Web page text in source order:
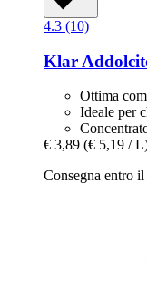
4.3 (10)
Klar
Ottima
Ideale per
€ 3,89 (€ 5,19 /
Consegna entro